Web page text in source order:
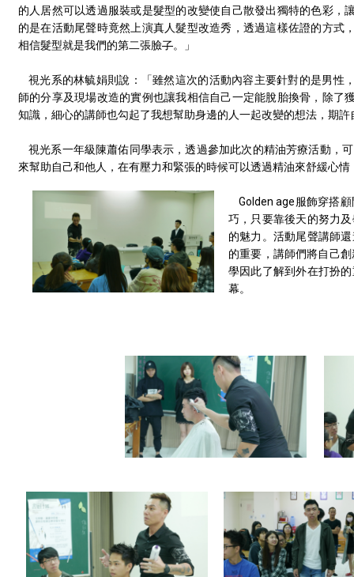
的人居然可以透過服裝或是髮型的改變使自己散發出獨特的色彩，
的是在活動尾聲時竟然上演真人髮型改造秀，透過這樣佐證的方式
相信髮型就是我們的第二張臉了。」
視光系的林毓娟則說：「雖然這次的活動內容主要針對的是男性
師的分享及現場改造的實例也讓我相信自己一定能脫胎換骨，除了
知識，細心的講師也勾起了我想幫助身邊的人一起改變的想法，期
視光系一年級陳蕭佑同學表示，透過參加此次的精油芳療活動，
來幫助自己和他人，在有壓力和緊張的時候可以透過精油來舒緩心
Golden age服飾穿搭
巧，只要靠後天的努力
的魅力。活動尾聲講師
的重要，講師們將自己
學因此了解到外在打扮
幕。